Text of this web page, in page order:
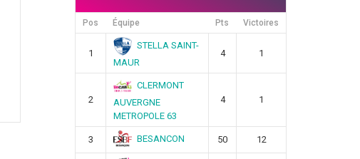
Pos Équipe Pts Victoires
1
STELLA SAINT-
MAUR
4 1
2
CLERMONT
AUVERGNE
METROPOLE 63
4 1
3 BESANCON 50 12